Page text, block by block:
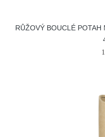
RŮŽOVÝ BOUCLÉ POTAH